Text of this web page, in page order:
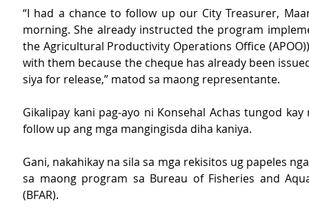
“I had a chance to follow up our City Treasurer,
morning. She already instructed the program
the Agricultural Productivity Operations Office
with them because the cheque has already been
siya for release,” matod sa maong representante.
Gikalipay kani pag-ayo ni Konsehal Achas tungod kay
follow up ang mga mangingisda diha kaniya.
Gani, nakahikay na sila sa mga rekisitos ug papeles
sa maong program sa Bureau of Fisheries and
(BFAR).